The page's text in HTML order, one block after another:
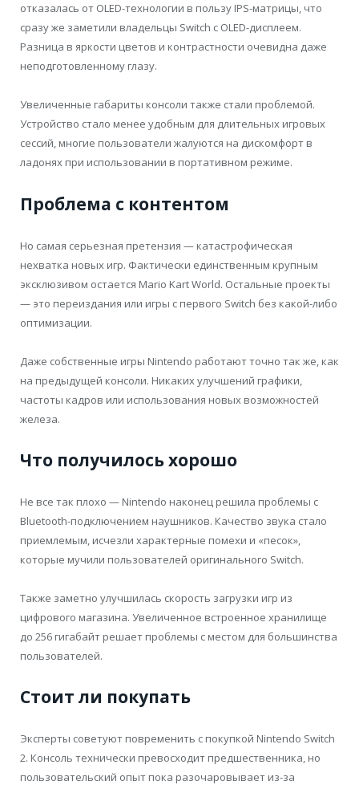
отказалась от OLED-технологии в пользу IPS-матрицы, что
сразу же заметили владельцы Switch с OLED-дисплеем.
Разница в яркости цветов и контрастности очевидна даже
неподготовленному глазу.
Увеличенные габариты консоли также стали проблемой.
Устройство стало менее удобным для длительных игровых
сессий, многие пользователи жалуются на дискомфорт в
ладонях при использовании в портативном режиме.
Проблема с контентом
Но самая серьезная претензия — катастрофическая
нехватка новых игр. Фактически единственным крупным
эксклюзивом остается Mario Kart World. Остальные проекты
— это переиздания или игры с первого Switch без какой-либо
оптимизации.
Даже собственные игры Nintendo работают точно так же, как
на предыдущей консоли. Никаких улучшений графики,
частоты кадров или использования новых возможностей
железа.
Что получилось хорошо
Не все так плохо — Nintendo наконец решила проблемы с
Bluetooth-подключением наушников. Качество звука стало
приемлемым, исчезли характерные помехи и «песок»,
которые мучили пользователей оригинального Switch.
Также заметно улучшилась скорость загрузки игр из
цифрового магазина. Увеличенное встроенное хранилище
до 256 гигабайт решает проблемы с местом для большинства
пользователей.
Стоит ли покупать
Эксперты советуют повременить с покупкой Nintendo Switch
2. Консоль технически превосходит предшественника, но
пользовательский опыт пока разочаровывает из-за